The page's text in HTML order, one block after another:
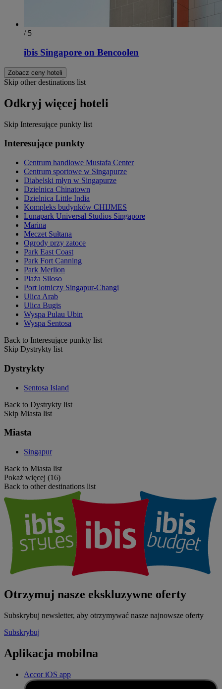
/ 5
ibis Singapore on Bencoolen
Zobacz ceny hoteli
Skip other destinations list
Odkryj więcej hoteli
Skip Interesujące punkty list
Interesujące punkty
Centrum handlowe Mustafa Center
Centrum sportowe w Singapurze
Diabelski młyn w Singapurze
Dzielnica Chinatown
Dzielnica Little India
Kompleks budynków CHIJMES
Lunapark Universal Studios Singapore
Marina
Meczet Sułtana
Ogrody przy zatoce
Park East Coast
Park Fort Canning
Park Merlion
Plaża Siloso
Port lotniczy Singapur-Changi
Ulica Arab
Ulica Bugis
Wyspa Pulau Ubin
Wyspa Sentosa
Back to Interesujące punkty list
Skip Dystrykty list
Dystrykty
Sentosa Island
Back to Dystrykty list
Skip Miasta list
Miasta
Singapur
Back to Miasta list
Pokaż więcej (16)
Back to other destinations list
Otrzymuj nasze ekskluzywne oferty
Subskrybuj newsletter, aby otrzymywać nasze najnowsze oferty
Subskrybuj
Aplikacja mobilna
Accor iOS app